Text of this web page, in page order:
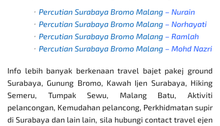
⬞ Percutian Surabaya Bromo Malang – Nurain
⬞ Percutian Surabaya Bromo Malang – Norhayati
⬞ Percutian Surabaya Bromo Malang – Ramlah
⬞ Percutian Surabaya Bromo Malang – Mohd Nazri
Info lebih banyak berkenaan travel bajet pakej ground
Surabaya, Gunung Bromo, Kawah Ijen Surabaya, Hiking
Semeru, Tumpak Sewu, Malang Batu, Aktiviti
pelancongan, Kemudahan pelancong, Perkhidmatan supir
di Surabaya dan lain lain, sila hubungi contact travel ejen